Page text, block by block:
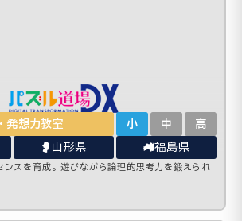
発想力教室 小 中 高
山形県 福島県
ンスを育成。遊びながら論理的思考力を鍛えられ